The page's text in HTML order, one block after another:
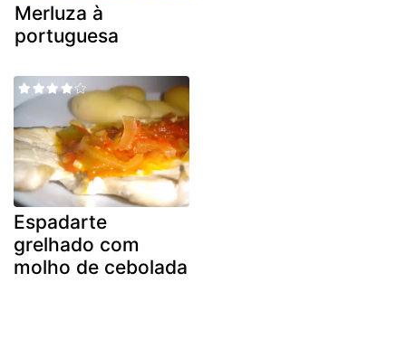
Merluza à
portuguesa
Espadarte
grelhado com
molho de cebolada